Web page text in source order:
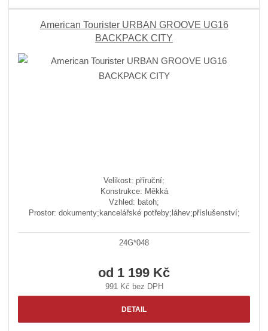
American Tourister URBAN GROOVE UG16
BACKPACK CITY
Velikost: příruční;
Konstrukce: Měkká
Vzhled: batoh;
Prostor: dokumenty;kancelářské potřeby;láhev;příslušenství;
24G*048
od 1 199 Kč
991 Kč bez DPH
DETAIL